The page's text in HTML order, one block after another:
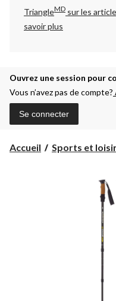
TriangleMD sur les
savoir plus
Ouvrez une session pour
Vous n’avez pas de compte?
Se connecter
Accueil Sports et